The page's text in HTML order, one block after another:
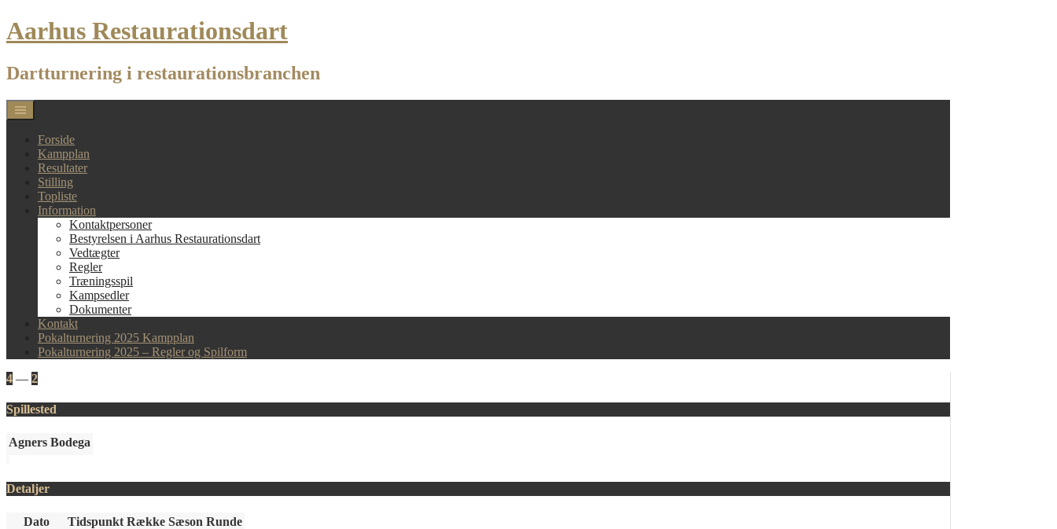
Skip
to
Aarhus Restaurationsdart
Dartturnering i restaurationsbranchen
Forside
Kampplan
Resultater
Stilling
Topliste
Information
Kontaktpersoner
Bestyrelsen i Aarhus Restaurationsdart
Vedtægter
Regler
Træningsspil
Kampsedler
Dokumenter
Kontakt
Pokalturnering 2025 Kampplan
Pokalturnering 2025 – Regler og Spilform
4 — 2
Spillested
Agners Bodega
Detaljer
Dato Tidspunkt Række Sæson Runde